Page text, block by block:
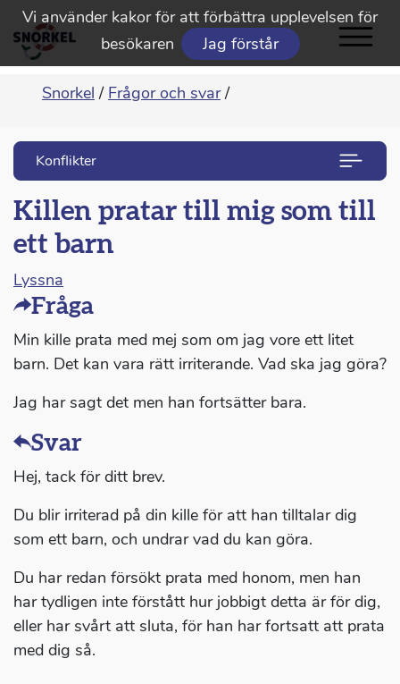
Vi använder kakor för att förbättra upplevelsen för
besökaren
Jag förstår
Snorkel / Frågor och svar /
Konflikter
Killen pratar till mig som till
ett barn
Lyssna
Fråga
Min kille prata med mej som om jag vore ett litet
barn. Det kan vara rätt irriterande. Vad ska jag göra?
Jag har sagt det men han fortsätter bara.
Svar
Hej, tack för ditt brev.
Du blir irriterad på din kille för att han tilltalar dig
som ett barn, och undrar vad du kan göra.
Du har redan försökt prata med honom, men han
har tydligen inte förstått hur jobbigt detta är för dig,
eller har svårt att sluta, för han har fortsatt att prata
med dig så.